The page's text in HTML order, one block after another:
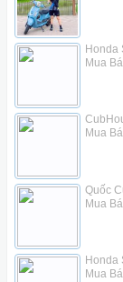
Honda
Mua
Mua
Quốc
Mua
Honda
Mua